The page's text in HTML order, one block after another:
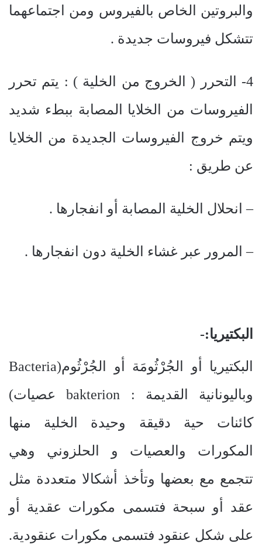
والبروتين الخاص بالفيروس ومن اجتماعهما
تتشكل فيروسات جديدة .
4- التحرر ( الخروج من الخلية ) : يتم تحرر
الفيروسات من الخلايا المصابة ببطء شديد
ويتم خروج الفيروسات الجديدة من الخلايا
عن طريق :
– انحلال الخلية المصابة أو انفجارها .
– المرور عبر غشاء الخلية دون انفجارها .
البكتيريا:-
البكتيريا أو الجُرْثُومَة أو الجُرْثُوم(Bacteria
وباليونانية القديمة : bakterion
عصيات)
كائنات حية دقيقة وحيدة الخلية منها
المكورات والعصيات و الحلزوني وهي
تتجمع مع بعضها وتأخذ أشكالا متعددة مثل
عقد أو سبحة فتسمى مكورات عقدية أو
على شكل عنقود فتسمى مكورات عنقودية.